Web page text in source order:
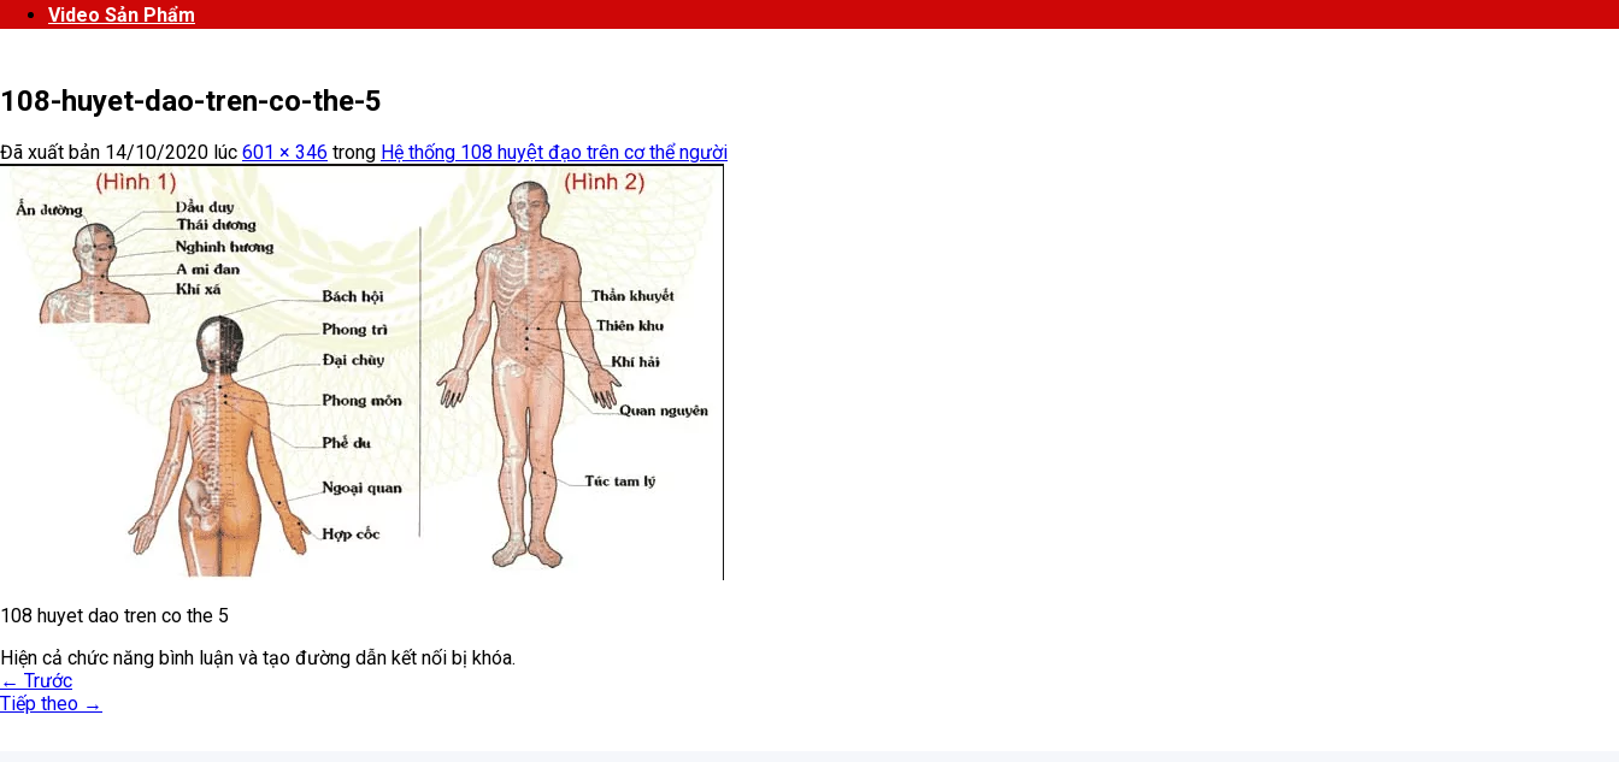
Video Sản Phẩm
108-huyet-dao-tren-co-the-5
Đã xuất bản 14/10/2020 lúc 601 × 346 trong Hệ thống 108 huyệt đạo trên cơ thể người
108 huyet dao tren co the 5
Hiện cả chức năng bình luận và tạo đường dẫn kết nối bị khóa.
← Trước
Tiếp theo →